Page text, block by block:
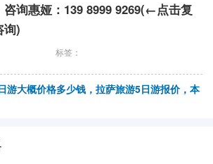
咨询惠娅：139 8999 9269(←点击复
询)
标签：
游大概价格多少钱，拉萨旅游5日游报价，本